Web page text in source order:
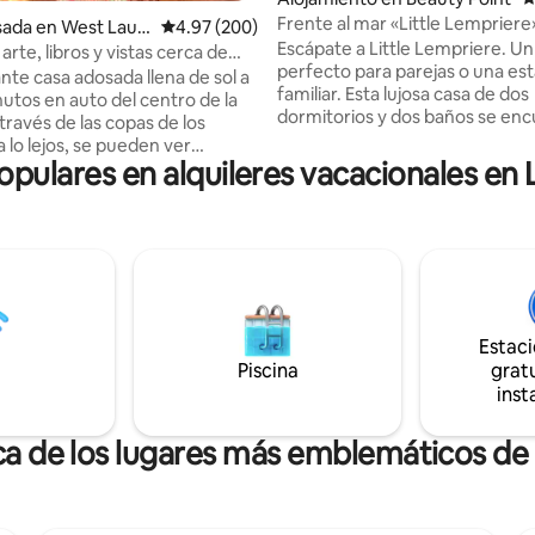
en West Laun Calificación promedio: 4.97 de 5, 200 reseñas
4.97 (200)
libros y vistas cerca de
casa adosada llena de sol a
en auto del centro de la
lo lejos, se pueden ver
vistas de Launceston y el
Al otro lado de la carretera, un
soleada te
de calidad con servicios de
Arte ecléctico y
Frente al mar «Little
Escápate a Little Lempriere.
perfecto para parejas o una
familiar. Esta lujosa casa de dos
dormitorios y dos baños se
vistas impresionantes desde el
terraza privada o acurrúcate
uso de los kayaks gratuitos
corazón de la región vinícola de
Valley. Platypus House/
poca distancia a pie.
en alquileres vacacionales en
Piscina
de los lugares más emblemáticos